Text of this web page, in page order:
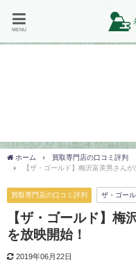
MENU
ホーム
買取専門店の口コミ評判
【ザ・ゴールド】梅沢富美男さん
買取専門店の口コミ評判 ザ・ゴー
【ザ・ゴールド】梅
を放映開始！
2019年06月22日